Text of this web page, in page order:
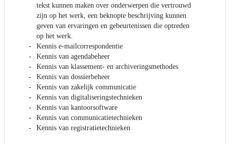
tekst kunnen maken over onderwerpen die vertrouwd
zijn op het werk, een beknopte beschrijving kunnen
geven van ervaringen en gebeurtenissen die optreden
op het werk.
Kennis e-mailcorrespondentie
Kennis van agendabeheer
Kennis van klassement- en archiveringsmethodes
Kennis van dossierbeheer
Kennis van zakelijk communicatie
Kennis van digitaliseringstechnieken
Kennis van kantoorsoftware
Kennis van communicatietechnieken
Kennis van registratietechnieken